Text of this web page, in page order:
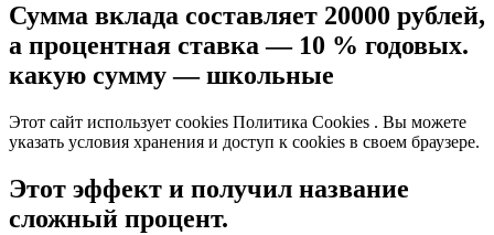
Сумма вклада составляет 20000 рублей,
а процентная ставка — 10 % годовых.
какую сумму — школьные
Этот сайт использует cookies Политика Cookies . Вы можете
указать условия хранения и доступ к cookies в своем браузере.
Этот эффект и получил название
сложный процент.